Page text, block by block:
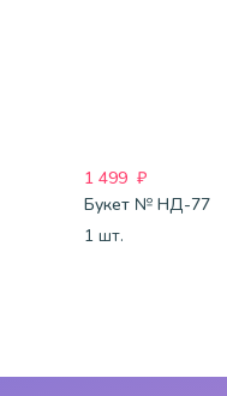
1 499 ₽
Букет № НД-77
1 шт.